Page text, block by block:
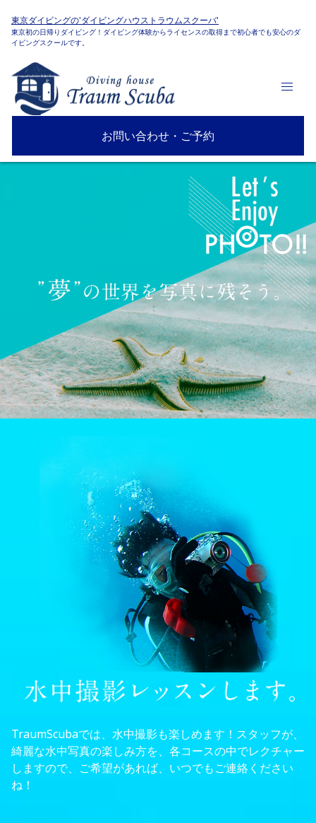
東京ダイビングの'ダイビングハウストラウムスクーバ'
東京初の日帰りダイビング！ダイビング体験からライセンスの取得まで初心者でも安心のダ
イビングスクールです。
お問い合わせ・ご予約
TraumScubaでは、水中撮影も楽しめます！スタッフが、
綺麗な水中写真の楽しみ方を、各コースの中でレクチャー
しますので、ご希望があれば、いつでもご連絡ください
ね！